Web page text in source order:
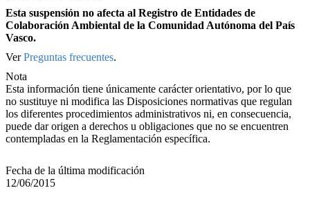
Esta suspensión no afecta al Registro de Entidades de
Colaboración Ambiental de la Comunidad Autónoma del País
Vasco.
VerPreguntas frecuentes.
Nota
Esta información tiene únicamente carácter orientativo, por lo que
no sustituye ni modifica las Disposiciones normativas que regulan
los diferentes procedimientos administrativos ni, en consecuencia,
puede dar origen a derechos u obligaciones que no se encuentren
contempladas en la Reglamentación específica.
Fecha de la última modificación
12/06/2015